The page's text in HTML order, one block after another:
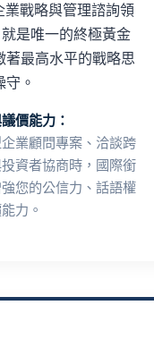
業戰略與管理諮詢領
是唯一的終極黃金
著最高水平的戰略思
。
價能力：
業顧問專案、洽談跨
資者協商時，國際銜
您的公信力、話語權
力。